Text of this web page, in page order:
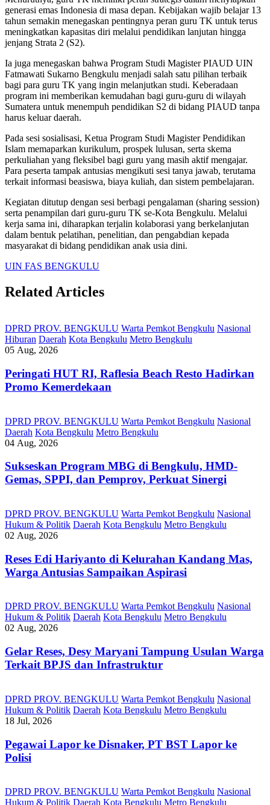
generasi emas Indonesia di masa depan. Kebijakan wajib belajar 13
tahun semakin menegaskan pentingnya peran guru TK untuk terus
meningkatkan kapasitas diri melalui pendidikan lanjutan hingga
jenjang Strata 2 (S2).
Ia juga menegaskan bahwa Program Studi Magister PIAUD UIN
Fatmawati Sukarno Bengkulu menjadi salah satu pilihan terbaik
bagi para guru TK yang ingin melanjutkan studi. Keberadaan
program ini memberikan kemudahan bagi guru-guru di wilayah
Sumatera untuk menempuh pendidikan S2 di bidang PIAUD tanpa
harus keluar daerah.
Pada sesi sosialisasi, Ketua Program Studi Magister Pendidikan
Islam memaparkan kurikulum, prospek lulusan, serta skema
perkuliahan yang fleksibel bagi guru yang masih aktif mengajar.
Para peserta tampak antusias mengikuti sesi tanya jawab, terutama
terkait informasi beasiswa, biaya kuliah, dan sistem pembelajaran.
Kegiatan ditutup dengan sesi berbagi pengalaman (sharing session)
serta penampilan dari guru-guru TK se-Kota Bengkulu. Melalui
kerja sama ini, diharapkan terjalin kolaborasi yang berkelanjutan
dalam bentuk pelatihan, penelitian, dan pengabdian kepada
masyarakat di bidang pendidikan anak usia dini.
UIN FAS BENGKULU
Related Articles
DPRD PROV. BENGKULU Warta Pemkot Bengkulu Nasional
Hiburan Daerah Kota Bengkulu Metro Bengkulu
05 Aug, 2026
Peringati HUT RI, ‎Raflesia Beach Resto Hadirkan
Promo Kemerdekaan
DPRD PROV. BENGKULU Warta Pemkot Bengkulu Nasional
Daerah Kota Bengkulu Metro Bengkulu
04 Aug, 2026
Sukseskan Program MBG di Bengkulu, HMD-
Gemas, SPPI, dan Pemprov, Perkuat Sinergi
DPRD PROV. BENGKULU Warta Pemkot Bengkulu Nasional
Hukum & Politik Daerah Kota Bengkulu Metro Bengkulu
02 Aug, 2026
Reses Edi Hariyanto di Kelurahan Kandang Mas,
Warga Antusias Sampaikan Aspirasi
DPRD PROV. BENGKULU Warta Pemkot Bengkulu Nasional
Hukum & Politik Daerah Kota Bengkulu Metro Bengkulu
02 Aug, 2026
Gelar Reses, Desy Maryani Tampung Usulan Warga
Terkait BPJS dan Infrastruktur
DPRD PROV. BENGKULU Warta Pemkot Bengkulu Nasional
Hukum & Politik Daerah Kota Bengkulu Metro Bengkulu
18 Jul, 2026
Pegawai Lapor ke Disnaker, PT BST Lapor ke
Polisi
DPRD PROV. BENGKULU Warta Pemkot Bengkulu Nasional
Hukum & Politik Daerah Kota Bengkulu Metro Bengkulu